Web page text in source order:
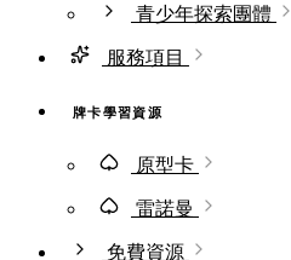
青少年探索團體
服務項目
牌卡學習資源
原型卡
雷諾曼
免費資源